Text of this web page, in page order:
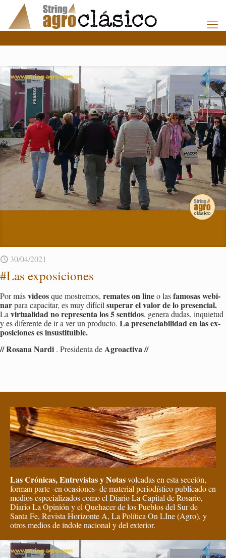
30/04/2021
#Las ex­po­si­cio­nes
Por másvi­deosque mos­tre­mos, re­ma­tes on lineo lasfa­mo­sas we­bi­
narpara ca­pa­ci­tar, es muy di­fí­cil su­perar el valor de lo pre­sen­cial.
La vir­tua­li­dad no re­pre­sen­ta los 5 sen­ti­dos, ge­ne­ra dudas, in­quie­tud
y es di­fe­ren­te de ir a ver un pro­duc­to. La pre­sen­cia­bi­li­dad en las ex­
po­si­cio­nes es in­sus­ti­tui­ble.
// Ro­sa­na Nardi . Pre­si­den­ta deAgroac­ti­va //
Las Crónicas, Entrevistas y Notasvolcadas en esta sección,
forman parte -en ocasiones- de material periodístico publicado en
medios especializados como el Diario La Capital de Rosario,
Diario La Opinión y el Quehacer de los Pueblos del Sur de
Santa Fe, Revista Horizonte A, La Política On LIne (Agro), y
otros medios de índole nacional y del exterior.